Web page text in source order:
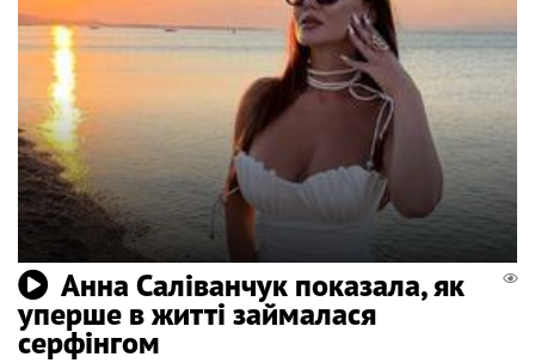
Анна Саліванчук показала, як
уперше в житті займалася
серфінгом